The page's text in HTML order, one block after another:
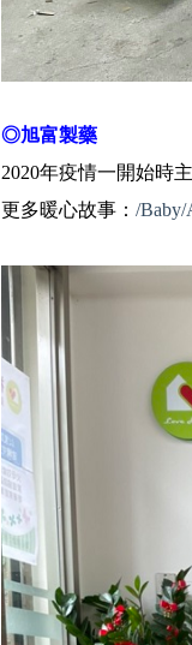
◎旭富製藥
2020年疫情一開始時
更多暖心故事： /Baby/